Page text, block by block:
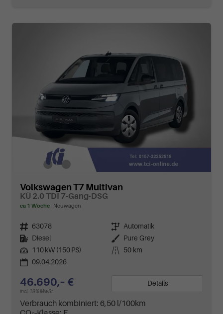
Volkswagen T7 Multivan
KÜ 2.0 TDI 7-Gang-DSG
ca 1 Woche Neuwagen
Fahrzeugnr. 63078 Getriebe Automatik
Kraftstoff
Diesel Außenfarbe
Pure Grey
Leistung
110 kW (150 PS) Kilometerstand
50 km
09.04.2026
46.690,– €
incl. 19% MwSt.
Details
Verbrauch kombiniert: 6,50 l/100km